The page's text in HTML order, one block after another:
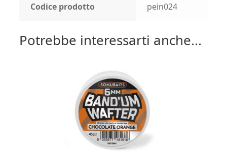
Codice prodotto pein024
Potrebbe interessarti anche...